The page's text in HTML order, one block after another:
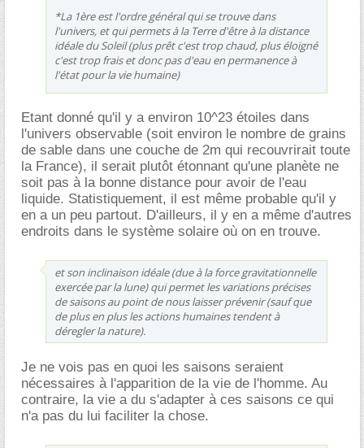
*La 1ère est l'ordre général qui se trouve dans
l'univers, et qui permets à la Terre d'être à la distance
idéale du Soleil (plus prêt c'est trop chaud, plus éloigné
c'est trop frais et donc pas d'eau en permanence à
l'état pour la vie humaine)
Etant donné qu'il y a environ 10^23 étoiles dans
l'univers observable (soit environ le nombre de grains
de sable dans une couche de 2m qui recouvrirait toute
la France), il serait plutôt étonnant qu'une planète ne
soit pas à la bonne distance pour avoir de l'eau
liquide. Statistiquement, il est même probable qu'il y
en a un peu partout. D'ailleurs, il y en a même d'autres
endroits dans le système solaire où on en trouve.
et son inclinaison idéale (due à la force gravitationnelle
exercée par la lune) qui permet les variations précises
de saisons au point de nous laisser prévenir (sauf que
de plus en plus les actions humaines tendent à
déregler la nature).
Je ne vois pas en quoi les saisons seraient
nécessaires à l'apparition de la vie de l'homme. Au
contraire, la vie a du s'adapter à ces saisons ce qui
n'a pas du lui faciliter la chose.